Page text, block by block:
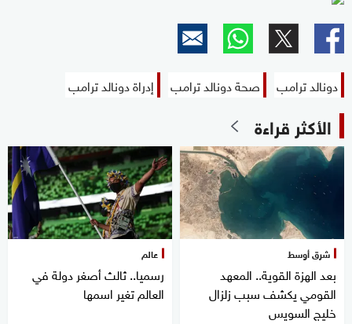
دونالد ترامب صحة دونالد ترامب إدراة دونالد ترامب
الأكثر قراءة
شرق أوسط
بعد الهزة القوية.. المعهد
القومي يكشف سبب زلزال
خليج السويس
عالم
رسميا.. ثالث أصغر دولة في
العالم تغير اسمها